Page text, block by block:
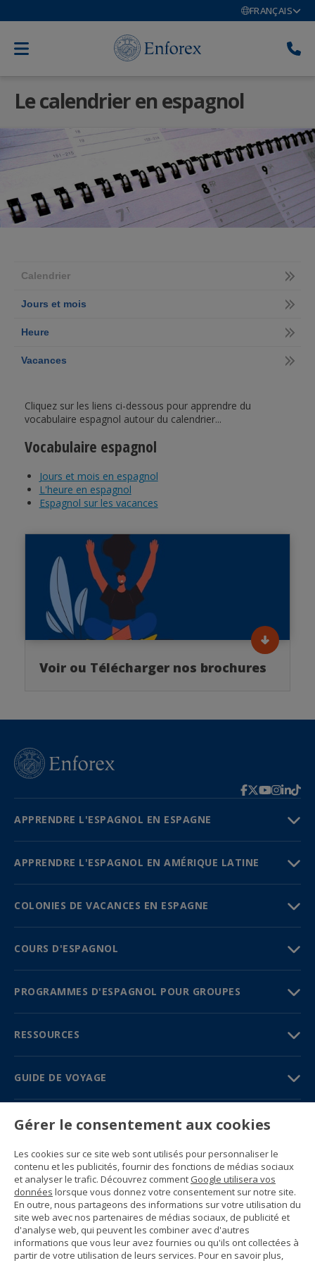
FRANÇAIS
Le calendrier en espagnol
Calendrier
Jours et mois
Heure
Vacances
Cliquez sur les liens ci-dessous pour apprendre du
vocabulaire espagnol autour du calendrier...
Vocabulaire espagnol
Jours et mois en espagnol
L'heure en espagnol
Espagnol sur les vacances
Voir ou Télécharger nos brochures
APPRENDRE L'ESPAGNOL EN ESPAGNE
APPRENDRE L'ESPAGNOL EN AMÉRIQUE LATINE
COLONIES DE VACANCES EN ESPAGNE
COURS D'ESPAGNOL
PROGRAMMES D'ESPAGNOL POUR GROUPES
RESSOURCES
GUIDE DE VOYAGE
PARTENAIRES
Contactez-nous
Prix et brochures
(+34) 91 594 37 76
Gustavo Fernández Balbuena, 11
28002 Madrid, Spain
Sitemap
Conditions générales
Politique de confidentialité
Gérer le consentement aux cookies
Les cookies sur ce site web sont utilisés pour personnaliser le
contenu et les publicités, fournir des fonctions de médias sociaux
et analyser le trafic. Découvrez comment Google utilisera vos
données lorsque vous donnez votre consentement sur notre site.
En outre, nous partageons des informations sur votre utilisation du
site web avec nos partenaires de médias sociaux, de publicité et
d'analyse web, qui peuvent les combiner avec d'autres
informations que vous leur avez fournies ou qu'ils ont collectées à
partir de votre utilisation de leurs services. Pour en savoir plus,